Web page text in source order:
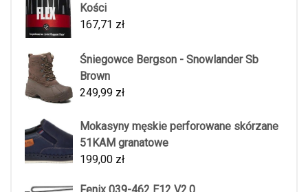
Kości
167,71 zł
Śniegowce Bergson - Snowlander Sb
Brown
249,99 zł
Mokasyny męskie perforowane skórzane
51KAM granatowe
199,00 zł